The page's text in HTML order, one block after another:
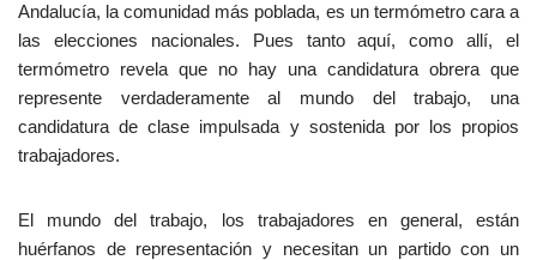
Andalucía, la comunidad más poblada, es un termómetro cara a
las elecciones nacionales. Pues tanto aquí, como allí, el
termómetro revela que no hay una candidatura obrera que
represente verdaderamente al mundo del trabajo, una
candidatura de clase impulsada y sostenida por los propios
trabajadores.
El mundo del trabajo, los trabajadores en general, están
huérfanos de representación y necesitan un partido con un